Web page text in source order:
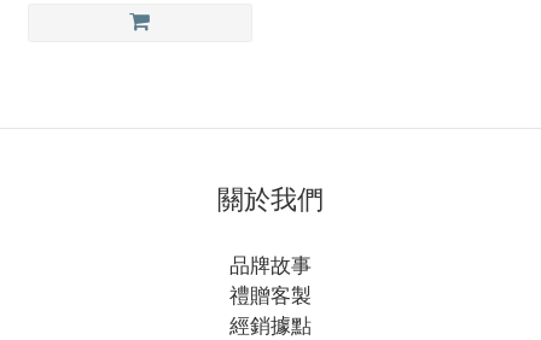
關於我們
品牌故事
禮贈客製
經銷據點